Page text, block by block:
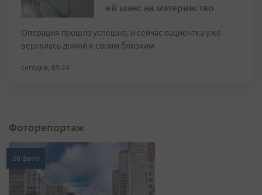
ей шанс на материнство
Операция прошла успешно, и сейчас пациентка уже
вернулась домой к своим близким
сегодня, 05:24
Фоторепортаж
20 фото